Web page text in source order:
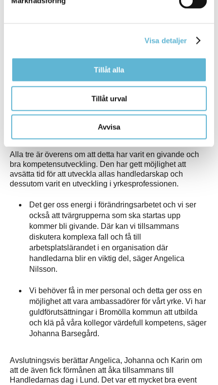
Visa detaljer
Tillåt alla
Tillåt urval
Avvisa
följa omvärlden och förmedla relevant information till sina
vilket handlar om att skapa goda förutsättningar för
Det känns positivt och utvecklande att vi är tre
stycken steg 3-handledare från olika verksamheter i
kommunen. Vi kommer därför att kunna lära oss av
varandra eftersom vi jobbar utifrån olika
förutsättningar, säger Johanna Barsegård.
En bra kompetensutveckling
Alla tre är överens om att detta har varit en givande och
bra kompetensutveckling. Den har gett möjlighet att
avsätta tid för att utveckla allas handledarskap och
dessutom varit en utveckling i yrkesprofessionen.
Det ger oss energi i förändringsarbetet och vi ser
också att tvärgrupperna som ska startas upp
kommer bli givande. Där kan vi tillsammans
diskutera komplexa fall och få till
arbetsplatslärandet i en organisation där
handledarna blir en viktig del, säger Angelica
Nilsson.
Vi behöver få in mer personal och detta ger oss en
möjlighet att vara ambassadörer för vårt yrke. Vi har
guldförutsättningar i Bromölla kommun att utbilda
och klä på våra kollegor värdefull kompetens, säger
Johanna Barsegård.
Avslutningsvis berättar Angelica, Johanna och Karin om
att de även fick förmånen att åka tillsammans till
Handledarnas dag i Lund. Det var ett mycket bra event